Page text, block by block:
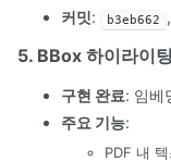
커밋: b3eb662 ,
5. BBox 하이라이
구현 완료: 임베
주요 기능:
PDF 내